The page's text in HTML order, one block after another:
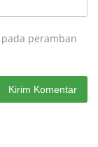
peramban